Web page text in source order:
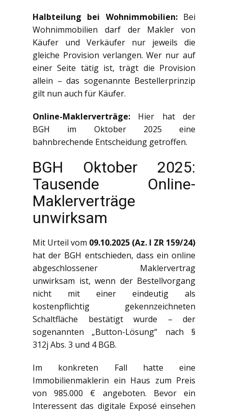
Halbteilung bei Wohnimmobilien:Bei
Wohnimmobilien darf der Makler von
Käufer und Verkäufer nur jeweils die
gleiche Provision verlangen. Wer nur auf
einer Seite tätig ist, trägt die Provision
allein – das sogenannte Bestellerprinzip
gilt nun auch für Käufer.
Online-Maklerverträge: Hier hat der
BGH im Oktober 2025 eine
bahnbrechende Entscheidung getroffen.
BGH Oktober 2025:
Tausende Online-
Maklerverträge
unwirksam
Mit Urteil vom 09.10.2025 (Az. I ZR 159/24)
hat der BGH entschieden, dass ein online
abgeschlossener Maklervertrag
unwirksam ist, wenn der Bestellvorgang
nicht mit einer eindeutig als
kostenpflichtig gekennzeichneten
Schaltfläche bestätigt wurde – der
sogenannten „Button-Lösung“ nach §
312j Abs. 3 und 4 BGB.
Im konkreten Fall hatte eine
Immobilienmaklerin ein Haus zum Preis
von 985.000 € angeboten. Bevor ein
Interessent das digitale Exposé einsehen